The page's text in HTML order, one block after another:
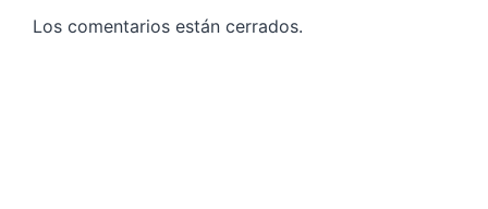
Los comentarios están cerrados.